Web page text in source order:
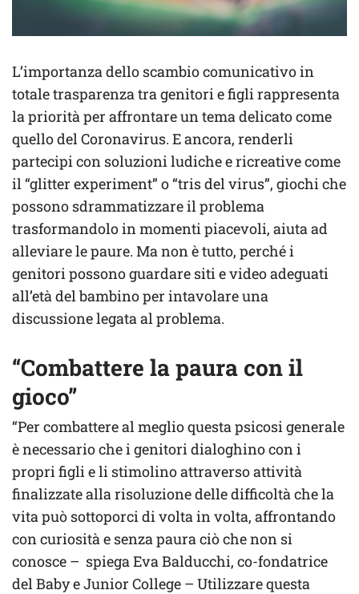
L’importanza dello scambio comunicativo in
totale trasparenza tra genitori e figli rappresenta
la priorità per affrontare un tema delicato come
quello del Coronavirus. E ancora, renderli
partecipi con soluzioni ludiche e ricreative come
il “glitter experiment” o “tris del virus”, giochi che
possono sdrammatizzare il problema
trasformandolo in momenti piacevoli, aiuta ad
alleviare le paure. Ma non è tutto, perché i
genitori possono guardare siti e video adeguati
all’età del bambino per intavolare una
discussione legata al problema.
“Combattere la paura con il
gioco”
“Per combattere al meglio questa psicosi generale
è necessario che i genitori dialoghino con i
propri figli e li stimolino attraverso attività
finalizzate alla risoluzione delle difficoltà che la
vita può sottoporci di volta in volta, affrontando
con curiosità e senza paura ciò che non si
conosce – spiega Eva Balducchi, co-fondatrice
del Baby e Junior College – Utilizzare questa